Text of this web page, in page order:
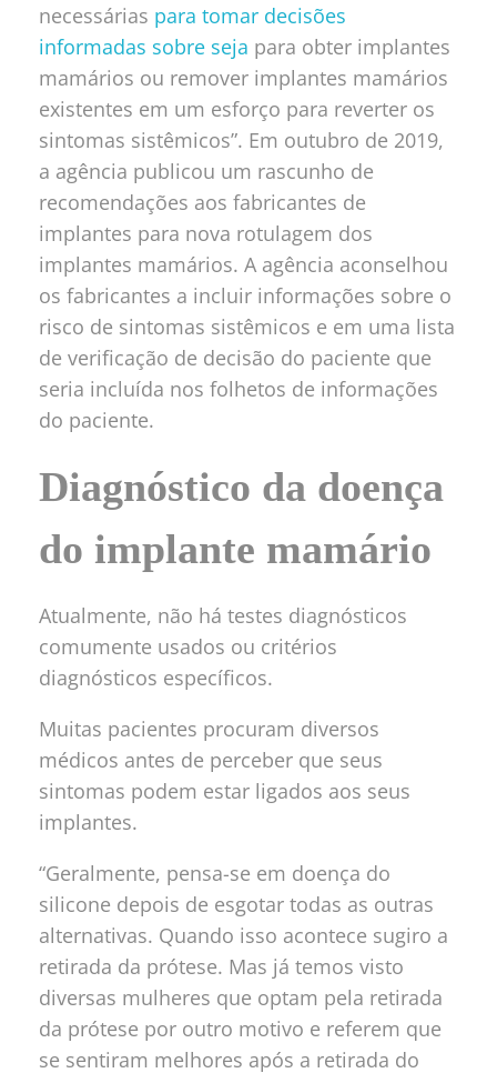
necessárias para tomar decisões
informadas sobre seja para obter implantes
mamários ou remover implantes mamários
existentes em um esforço para reverter os
sintomas sistêmicos”. Em outubro de 2019,
a agência publicou um rascunho de
recomendações aos fabricantes de
implantes para nova rotulagem dos
implantes mamários. A agência aconselhou
os fabricantes a incluir informações sobre o
risco de sintomas sistêmicos e em uma lista
de verificação de decisão do paciente que
seria incluída nos folhetos de informações
do paciente.
Diagnóstico da doença
do implante mamário
Atualmente, não há testes diagnósticos
comumente usados ou critérios
diagnósticos específicos.
Muitas pacientes procuram diversos
médicos antes de perceber que seus
sintomas podem estar ligados aos seus
implantes.
“Geralmente, pensa-se em doença do
silicone depois de esgotar todas as outras
alternativas. Quando isso acontece sugiro a
retirada da prótese. Mas já temos visto
diversas mulheres que optam pela retirada
da prótese por outro motivo e referem que
se sentiram melhores após a retirada do